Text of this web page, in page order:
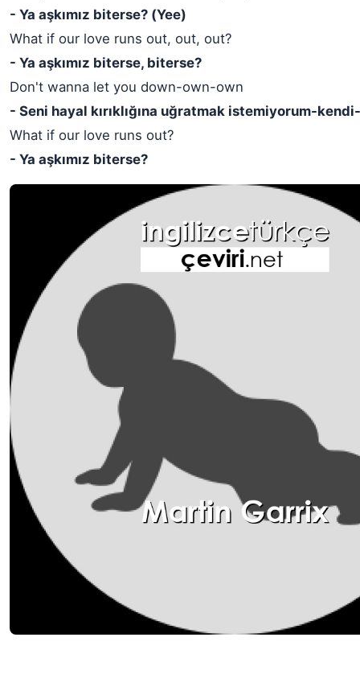
- Ya aşkımız biterse? (Yee)
What if our love runs out, out, out?
- Ya aşkımız biterse, biterse?
Don't wanna let you down-own-own
- Seni hayal kırıklığına uğratmak istemiyorum-
What if our love runs out?
- Ya aşkımız biterse?